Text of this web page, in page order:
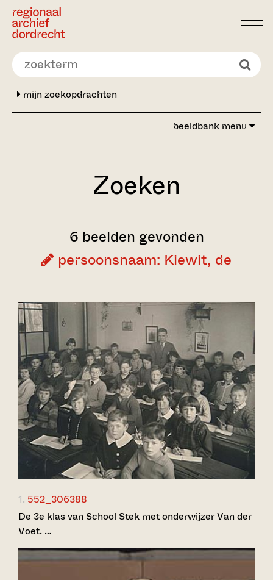
Ga direct naar de inhoud
mijn zoekopdrachten
beeldbank menu
Zoeken
6 beelden gevonden
persoonsnaam: Kiewit, de
1. 552_306388
De 3e klas van School Stek met onderwijzer Van der
Voet. …